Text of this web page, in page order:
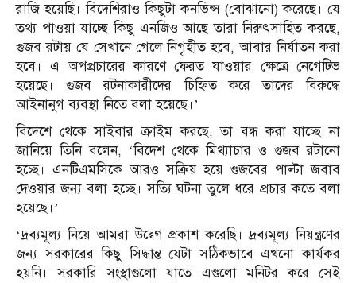
রাজি হয়েছি। বিদেশিরাও কিছুটা কনভিন্স (বোঝানো) করেছে। যে
তথ্য পাওয়া যাচ্ছে কিছু এনজিও আছে তারা নিরুৎসাহিত করছে,
গুজব রটায় যে সেখানে গেলে নিগৃহীত হবে, আবার নির্যাতন করা
হবে। এ অপপ্রচারের কারণে ফেরত যাওয়ার ক্ষেত্রে নেগেটিভ
হয়েছে। গুজব রটনাকারীদের চিহ্নিত করে তাদের বিরুদ্ধে
আইনানুগ ব্যবস্থা নিতে বলা হয়েছে।’
বিদেশে থেকে সাইবার ক্রাইম করছে, তা বন্ধ করা যাচ্ছে না
জানিয়ে তিনি বলেন, ‘বিদেশ থেকে মিথ্যাচার ও গুজব রটানো
হচ্ছে। এনটিএমসিকে আরও সক্রিয় হয়ে গুজবের পাল্টা জবাব
দেওয়ার জন্য বলা হচ্ছে। সত্যি ঘটনা তুলে ধরে প্রচার কতে বলা
হয়েছে।’
‘দ্রব্যমূল্য নিয়ে আমরা উদ্বেগ প্রকাশ করেছি। দ্রব্যমূল্য নিয়ন্ত্রণের
জন্য সরকারের কিছু সিদ্ধান্ত যেটা সঠিকভাবে এখনো কার্যকর
হয়নি। সরকারি সংস্থাগুলো যাতে এগুলো মনিটর করে সেই